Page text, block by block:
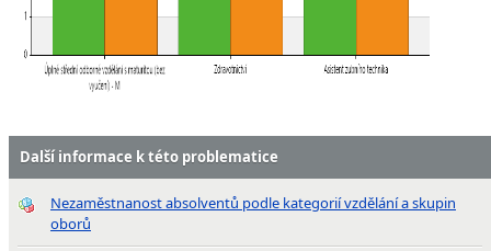
Další informace k této problematice
Nezaměstnanost absolventů podle kategorií vzdělání a skupin
oborů